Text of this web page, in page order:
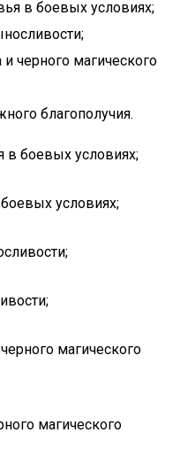
в боевых условиях;
черного магического
благополучия.
в боевых условиях;
условиях;
магического
магического